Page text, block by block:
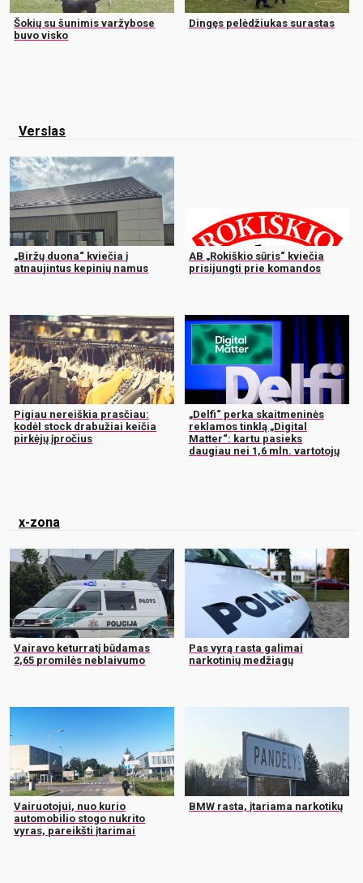
Šokių su šunimis varžybose
buvo visko
Dingęs pelėdžiukas surastas
Verslas
„Biržų duona“ kviečia į
atnaujintus kepinių namus
AB „Rokiškio sūris“ kviečia
prisijungti prie komandos
Pigiau nereiškia prasčiau:
kodėl stock drabužiai keičia
pirkėjų įpročius
„Delfi“ perka skaitmeninės
reklamos tinklą „Digital
Matter“: kartu pasieks
daugiau nei 1,6 mln. vartotojų
x-zona
Vairavo keturratį būdamas
2,65 promilės neblaivumo
Pas vyrą rasta galimai
narkotinių medžiagų
Vairuotojui, nuo kurio
automobilio stogo nukrito
vyras, pareikšti įtarimai
BMW rasta, įtariama narkotikų